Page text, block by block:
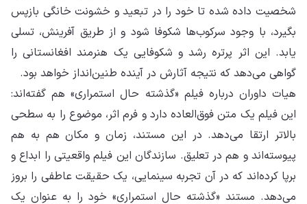
شخصیت داده شده تا خود را در تبعید و خشونت خانگی بازپس
بگیرد، با وجود سرکوب‌ها شکوفا شود و از طریق آفرینش، تسلی
یابد. این اثر پرتره رشد و شکوفایی یک هنرمند افغانستانی را
گواهی می‌دهد که نتیجه آثارش در آینده طنین‌انداز خواهد بود.
هیات داوران درباره فیلم «گذشته حال استمراری» هم گفته‌اند:
این فیلم یک متن فوق‌العاده دارد و فرم اثر، موضوع را به سطحی
بالاتر ارتقا می‌دهد. در این مستند، زمان و مکان هم به هم
پیوسته‌اند و هم در تعلیق. سازندگان این فیلم واقعیتی را ابداع و
برپا کرده‌اند که در آن تجربه سینمایی، یک حقیقت عاطفی را بروز
می‌دهد. مستند «گذشته حال استمراری» خود را به عنوان یک